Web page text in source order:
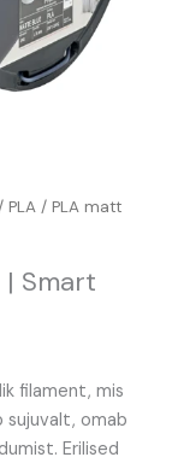
PLA / PLA matt
| Smart
filament, mis
sujuvalt, omab
Erilised